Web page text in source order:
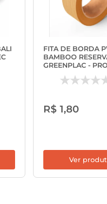
FITA DE BORDA
BAMBOO
GREENPLAC -
R$ 1,80
Ver